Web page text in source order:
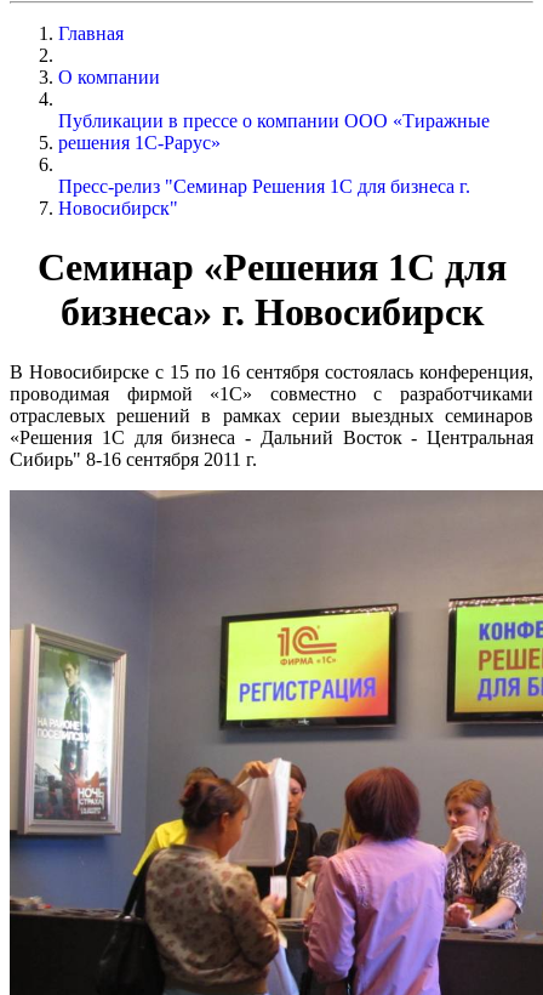
Главная
О компании
Публикации в прессе о компании ООО «Тиражные
решения 1С-Рарус»
Пресс-релиз "Семинар Решения 1С для бизнеса г.
Новосибирск"
Семинар «Решения 1С для
бизнеса» г. Новосибирск
В Новосибирске с 15 по 16 сентября состоялась конференция,
проводимая фирмой «1С» совместно с разработчиками
отраслевых решений в рамках серии выездных семинаров
«Решения 1С для бизнеса - Дальний Восток - Центральная
Сибирь" 8-16 сентября 2011 г.